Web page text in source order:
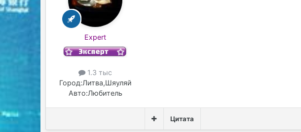
Expert
1.3 тыс
Город:Литва,Шяуляй
Авто:Любитель
Цитата